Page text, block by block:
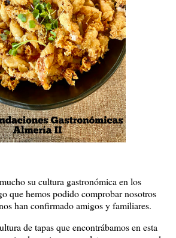
su cultura gastronómica en los
que hemos podido comprobar nosotros
han confirmado amigos y familiares.
de tapas que encontrábamos en esta